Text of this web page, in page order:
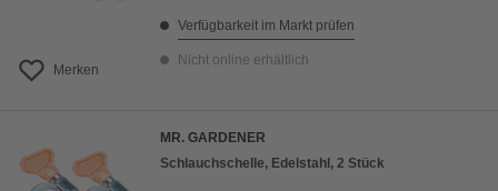
Merken
Verfügbarkeit im Markt prüfen
Nicht online erhältlich
MR. GARDENER
Schlauchschelle, Edelstahl, 2 Stück